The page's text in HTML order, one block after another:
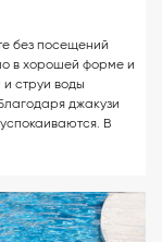
без посещений
в хорошей форме и
и струи воды
джакузи
В